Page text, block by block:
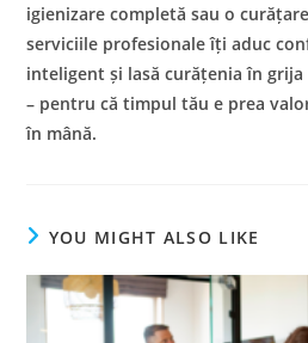
igienizare completă sau o
serviciile profesionale îți aduc
inteligent și lasă curățenia în
– pentru că timpul tău e prea
în mână.
YOU MIGHT ALSO LIKE